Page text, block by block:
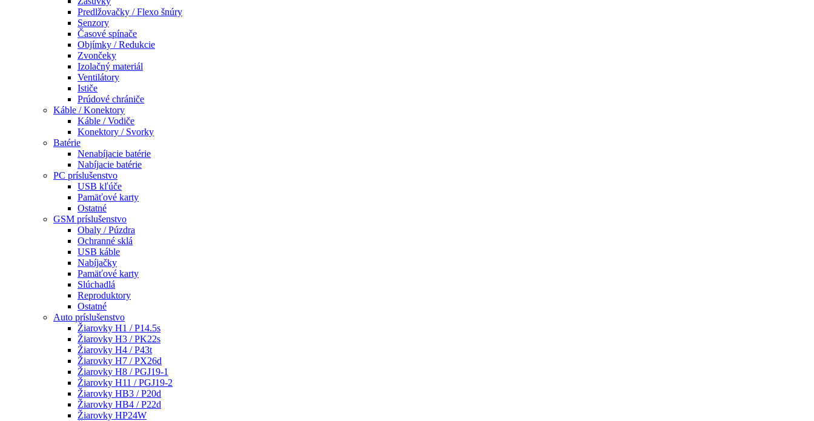
Predlžovačky / Flexo šnúry
Senzory
Časové spínače
Objímky / Redukcie
Zvončeky
Izolačný materiál
Ventilátory
Ističe
Prúdové chrániče
Káble / Konektory
Káble / Vodiče
Konektory / Svorky
Batérie
Nenabíjacie batérie
Nabíjacie batérie
PC príslušenstvo
USB kľúče
Pamäťové karty
Ostatné
GSM príslušenstvo
Obaly / Púzdra
Ochranné sklá
USB káble
Nabíjačky
Pamäťové karty
Slúchadlá
Reproduktory
Ostatné
Auto príslušenstvo
Žiarovky H1 / P14.5s
Žiarovky H3 / PK22s
Žiarovky H4 / P43t
Žiarovky H7 / PX26d
Žiarovky H8 / PGJ19-1
Žiarovky H11 / PGJ19-2
Žiarovky HB3 / P20d
Žiarovky HB4 / P22d
Žiarovky HP24W